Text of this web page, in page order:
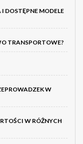
DOSTĘPNE MODELE
TRANSPORTOWE?
W
W RÓŻNYCH